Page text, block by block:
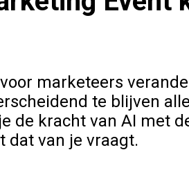
marketeers
te blijven
de kracht van AI met
dat van je vraagt.